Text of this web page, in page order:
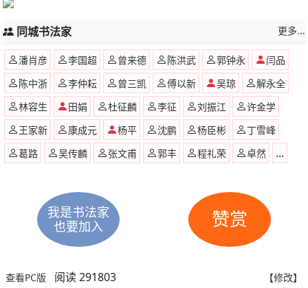
同城书法家 更多...
潘肖彦 李国超 曾来德 陈洪武 郭钟永
闫品
陈中浙
李仲耘 曾三凯 傅以新 吴琼
解永全
林容生
田娟 杜征麟 李征 刘振江
许金学
王家新
康成元 杨平 沈鹏 杨臣彬
丁雪峰
葛路
吴传麟 张文甫 郭丰 程礼荣 卓然 ...
我是书法家
也要加入
赞赏
【修改】
查看PC版 阅读 291803